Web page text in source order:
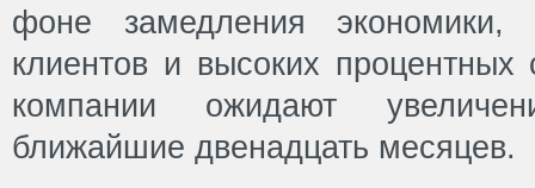
фоне замедления экономики,
клиентов и высоких
компании ожидают
ближайшие двенадцать месяцев.